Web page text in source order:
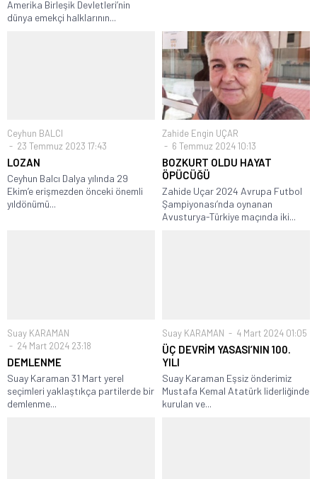
Amerika Birleşik Devletleri’nin
dünya emekçi halklarının...
Ceyhun BALCI
23 Temmuz 2023 17:43
LOZAN
Ceyhun Balcı Dalya yılında 29
Ekim’e erişmezden önceki önemli
yıldönümü...
Zahide Engin UÇAR
6 Temmuz 2024 10:13
BOZKURT OLDU HAYAT
ÖPÜCÜĞÜ
Zahide Uçar 2024 Avrupa Futbol
Şampiyonası’nda oynanan
Avusturya-Türkiye maçında iki...
Suay KARAMAN
24 Mart 2024 23:18
DEMLENME
Suay Karaman 31 Mart yerel
seçimleri yaklaştıkça partilerde bir
demlenme...
Suay KARAMAN 4 Mart 2024 01:05
ÜÇ DEVRİM YASASI’NIN 100.
YILI
Suay Karaman Eşsiz önderimiz
Mustafa Kemal Atatürk liderliğinde
kurulan ve...